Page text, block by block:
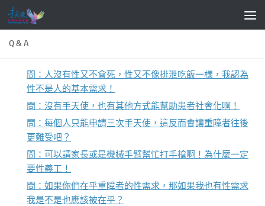
Skip to content
Q & A
問：人沒有性又不會死，性又不像排泄吃飯一樣，我認為
性不是人的基本需求！
問：沒有手天使，也有其他方式能幫助患者社會化啊！
問：每個人只能申請三次手天使，這反而會讓重障者往後
更難受吧？
問：可以請家長或是機械手臂幫忙打手槍啊！為什麼一定
要性義工！
問：如果你們在乎重障者的性需求，那如果我也有性需求
我是不是也應該被在乎？